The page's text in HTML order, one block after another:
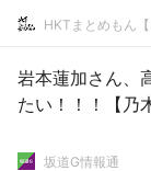
HKTまとめもん
岩本蓮加さん、
たい！！！【乃
坂道G情報通